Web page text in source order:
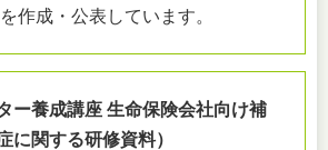
作成・公表しています。
ー養成講座 生命保険会社向け補
に関する研修資料）